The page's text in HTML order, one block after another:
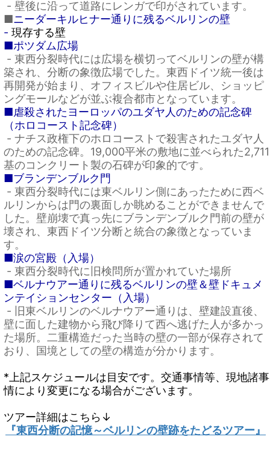
- 壁後に沿って道路にレンガで印がされています。
■ニーダーキルヒナー通りに残るベルリンの壁
- 現存する壁
■ポツダム広場
- 東西分裂時代には広場を横切ってベルリンの壁が構
築され、分断の象徴広場でした。東西ドイツ統一後は
再開発が始まり、オフィスビルや住居ビル、ショッピ
ングモールなどが並ぶ複合都市となっています。
■虐殺されたヨーロッパのユダヤ人のための記念碑
（ホロコースト記念碑）
- ナチス政権下のホロコーストで殺害されたユダヤ人
のための記念碑。19,000平米の敷地に並べられた2,711
基のコンクリート製の石碑が印象的です。
■ブランデンブルク門
- 東西分裂時代には東ベルリン側にあったために西ベ
ルリンからは門の裏面しか眺めることができませんで
した。壁崩壊で真っ先にブランデンブルク門前の壁が
壊され、東西ドイツ分断と統合の象徴となっていま
す。
■涙の宮殿（入場）
- 東西分裂時代に旧検問所が置かれていた場所
■ベルナウアー通りに残るベルリンの壁＆壁ドキュメ
ンテイションセンター（入場）
- 旧東ベルリンのベルナウアー通りは、壁建設直後、
壁に面した建物から飛び降りて西へ逃げた人が多かっ
た場所。二重構造だった当時の壁の一部が保存されて
おり、国境としての壁の構造が分かります。
*上記スケジュールは目安です。交通事情等、現地諸事
情により変更になる場合がございます。
ツアー詳細はこちら↓
『東西分断の記憶～ベルリンの壁跡をたどるツアー』